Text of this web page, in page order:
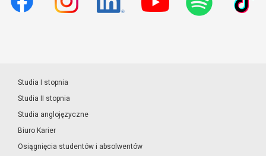
Studia I stopnia
Studia II stopnia
Studia anglojęzyczne
Biuro Karier
Osiągnięcia studentów i absolwentów